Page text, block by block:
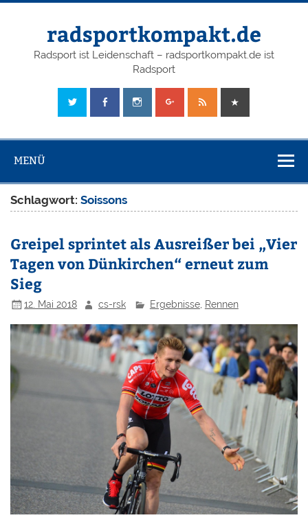
radsportkompakt.de
Radsport ist Leidenschaft – radsportkompakt.de ist
Radsport
MENÜ
Schlagwort:Soissons
Greipel sprintet als Ausreißer bei „Vier
Tagen von Dünkirchen“ erneut zum
Sieg
12. Mai 2018 cs-rsk Ergebnisse, Rennen